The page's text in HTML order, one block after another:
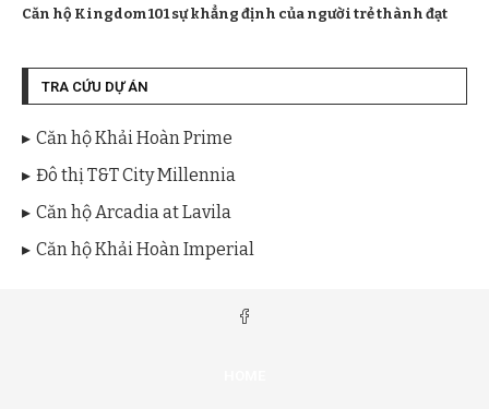
Căn hộ Kingdom 101 sự khẳng định của người trẻ thành đạt
TRA CỨU DỰ ÁN
Căn hộ Khải Hoàn Prime
Đô thị T&T City Millennia
Căn hộ Arcadia at Lavila
Căn hộ Khải Hoàn Imperial